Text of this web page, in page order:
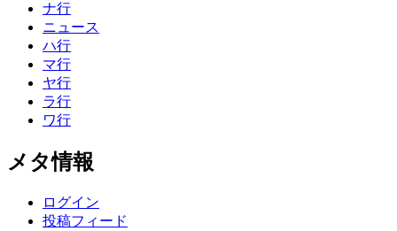
ナ行
ニュース
ハ行
マ行
ヤ行
ラ行
ワ行
メタ情報
ログイン
投稿フィード